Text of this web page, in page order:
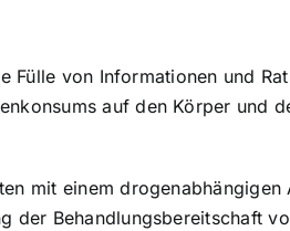
von Informationen und
auf den Körper und
mit einem
der Behandlungsbereitschaft